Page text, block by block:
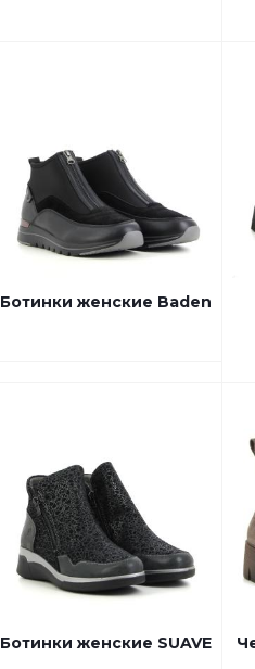
Ботинки женские Baden
Ботинки женские SUAVE